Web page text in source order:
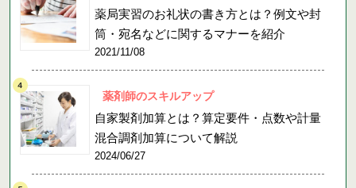
薬局実習のお礼状の書き方とは？例文や封
筒・宛名などに関するマナーを紹介
2021/11/08
薬剤師のスキルアップ
自家製剤加算とは？算定要件・点数や計量
混合調剤加算について解説
2024/06/27